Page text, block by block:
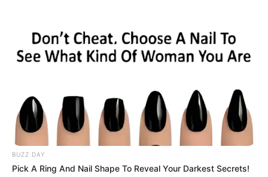
BUZZ DAY
Pick A Ring And Nail Shape To Reveal Your Darkest Secrets!